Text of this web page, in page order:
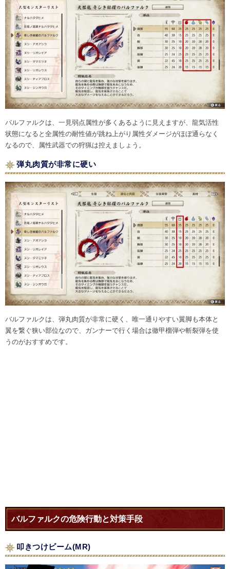
バルファルクは、一見弱点属性が多くあるように見えますが、龍気活性
状態になると全属性の耐性値が跳ね上がり属性ダメージがほぼ通らなく
なるので、属性武器での狩猟は控えましょう。
弾丸肉質が非常に硬い
バルファルクは、弾丸肉質が非常に硬く、唯一通りやすい翼脚も本体と
翼を繋ぐ狭い部位なので、ガンナーで行く場合は徹甲榴弾や斬裂弾を使
うのがおすすめです。
バルファルクの危険行動と対策手段
叩きつけビーム(MR)